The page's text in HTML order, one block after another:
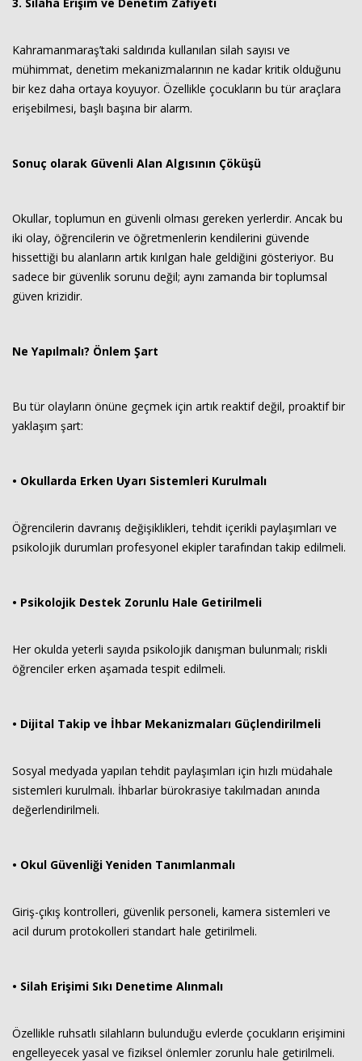
Kahramanmaraş’taki saldırıda kullanılan silah sayısı ve
mühimmat, denetim mekanizmalarının ne kadar kritik olduğunu
bir kez daha ortaya koyuyor. Özellikle çocukların bu tür araçlara
erişebilmesi, başlı başına bir alarm.
Sonuç olarak Güvenli Alan Algısının Çöküşü
Okullar, toplumun en güvenli olması gereken yerlerdir. Ancak bu
iki olay, öğrencilerin ve öğretmenlerin kendilerini güvende
hissettiği bu alanların artık kırılgan hale geldiğini gösteriyor. Bu
sadece bir güvenlik sorunu değil; aynı zamanda bir toplumsal
güven krizidir.
Ne Yapılmalı? Önlem Şart
Bu tür olayların önüne geçmek için artık reaktif değil, proaktif bir
yaklaşım şart:
• Okullarda Erken Uyarı Sistemleri Kurulmalı
Öğrencilerin davranış değişiklikleri, tehdit içerikli paylaşımları ve
psikolojik durumları profesyonel ekipler tarafından takip edilmeli.
• Psikolojik Destek Zorunlu Hale Getirilmeli
Her okulda yeterli sayıda psikolojik danışman bulunmalı; riskli
öğrenciler erken aşamada tespit edilmeli.
• Dijital Takip ve İhbar Mekanizmaları Güçlendirilmeli
Sosyal medyada yapılan tehdit paylaşımları için hızlı müdahale
sistemleri kurulmalı. İhbarlar bürokrasiye takılmadan anında
değerlendirilmeli.
• Okul Güvenliği Yeniden Tanımlanmalı
Giriş-çıkış kontrolleri, güvenlik personeli, kamera sistemleri ve
acil durum protokolleri standart hale getirilmeli.
• Silah Erişimi Sıkı Denetime Alınmalı
Özellikle ruhsatlı silahların bulunduğu evlerde çocukların erişimini
engelleyecek yasal ve fiziksel önlemler zorunlu hale getirilmeli.